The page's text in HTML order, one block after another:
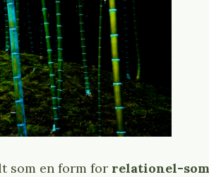
Tryk på Esc for at
som en form for relationel-